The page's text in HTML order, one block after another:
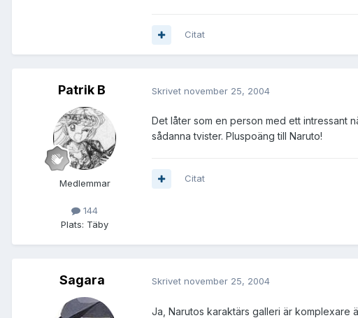
Citat
Patrik B
Medlemmar
144
Plats: Täby
Skrivet november 25, 2004
Det låter som en person med ett intressant
sådanna tvister. Pluspoäng till Naruto!
Citat
Sagara Skrivet november 25, 2004
Ja, Narutos karaktärs galleri är komplexare